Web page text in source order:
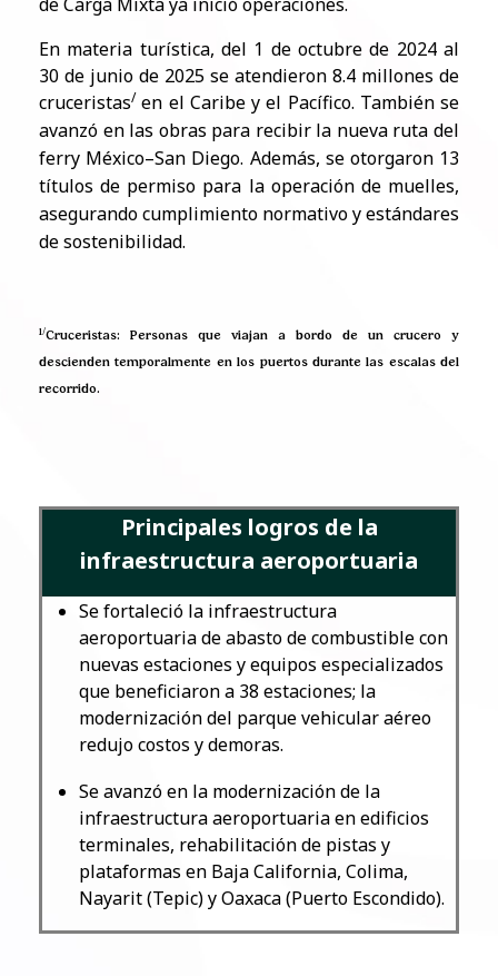
En materia turística, del 1 de octubre de 2024 al
30 de junio de 2025 se atendieron 8.4 millones de
cruceristas/ en el Caribe y el Pacífico. También se
avanzó en las obras para recibir la nueva ruta del
ferry México–San Diego. Además, se otorgaron 13
títulos de permiso para la operación de muelles,
asegurando cumplimiento normativo y estándares
de sostenibilidad.
1/Cruceristas: Personas que viajan a bordo de un crucero y
descienden temporalmente en los puertos durante las escalas del
recorrido.
Principales logros de la
infraestructura aeroportuaria
Se fortaleció la infraestructura
aeroportuaria de abasto de combustible con
nuevas estaciones y equipos especializados
que beneficiaron a 38 estaciones; la
modernización del parque vehicular aéreo
redujo costos y demoras.
Se avanzó en la modernización de la
infraestructura aeroportuaria en edificios
terminales, rehabilitación de pistas y
plataformas en Baja California, Colima,
Nayarit (Tepic) y Oaxaca (Puerto Escondido).